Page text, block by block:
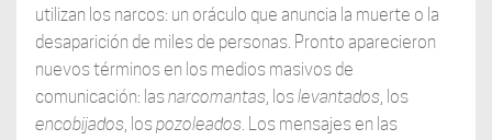
utilizan los narcos: un oráculo que anuncia la muerte o la
desaparición de miles de personas. Pronto aparecieron
nuevos términos en los medios masivos de
comunicación: lasnarcomantas, loslevantados, los
encobijados, lospozoleados. Los mensajes en las